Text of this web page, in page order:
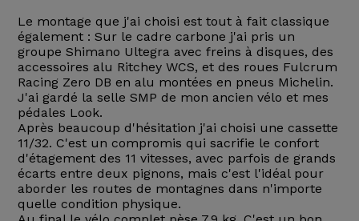
Le montage que j'ai choisi est tout à fait classique
également : Sur le cadre carbone j'ai pris un
groupe Shimano Ultegra avec freins à disques, des
accessoires alu Ritchey WCS, et des roues Fulcrum
Racing Zero DB en alu montées en pneus Michelin.
J'ai gardé la selle SMP de mon ancien vélo et mes
pédales Look.
Après beaucoup d'hésitation j'ai choisi une cassette
11/32. C'est un compromis qui sacrifie le confort
d'étagement des 11 vitesses, avec parfois de grands
écarts entre deux pignons, mais c'est l'idéal pour
aborder les routes de montagnes dans n'importe
quelle condition physique.